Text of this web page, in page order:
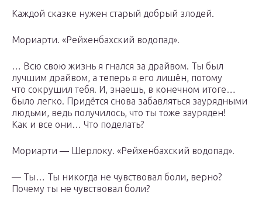
Каждой сказке нужен старый добрый злодей.
Мориарти. «Рейхенбахский водопад».
… Всю свою жизнь я гнался за драйвом. Ты был
лучшим драйвом, а теперь я его лишён, потому
что сокрушил тебя. И, знаешь, в конечном итоге…
было легко. Придётся снова забавляться заурядными
людьми, ведь получилось, что ты тоже зауряден!
Как и все они… Что поделать?
Мориарти — Шерлоку. «Рейхенбахский водопад».
— Ты… Ты никогда не чувствовал боли, верно?
Почему ты не чувствовал боли?